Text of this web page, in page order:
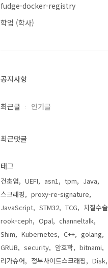
fudge-docker-registry
학업 (학사)
공지사항
최근글 인기글
최근댓글
태그
건초염 UEFI asn1 tpm
Java
스크래핑
proxy-re-signature
JavaScript
STM32 TCG
치질수술
rook-ceph
Opal
channeltalk
Shim
Kubernetes C++
golang
GRUB
security 암호학
bitnami
리가슈어
정부사이트스크래핑 Disk